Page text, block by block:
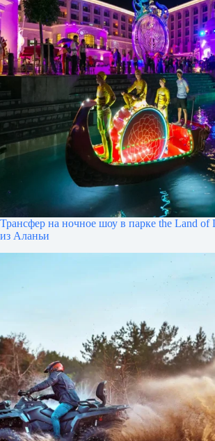
Трансфер на ночное шоу в парке the Land
из Аланьи